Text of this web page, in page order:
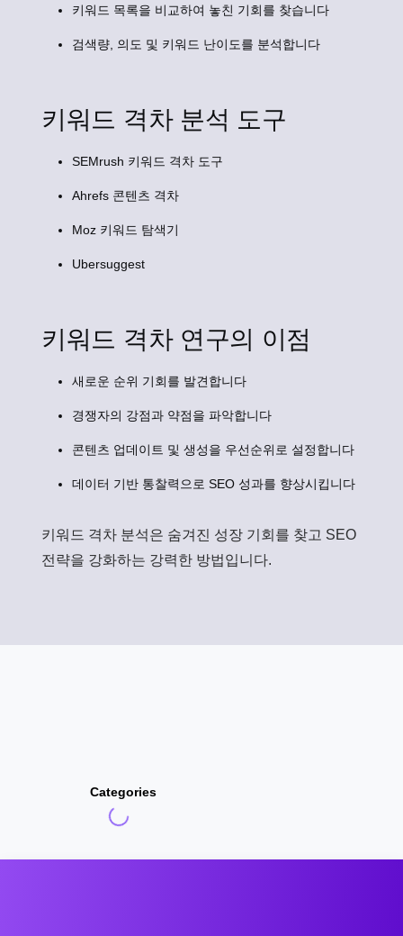
키워드 목록을 비교하여 놓친 기회를 찾습니다
검색량, 의도 및 키워드 난이도를 분석합니다
키워드 격차 분석 도구
SEMrush 키워드 격차 도구
Ahrefs 콘텐츠 격차
Moz 키워드 탐색기
Ubersuggest
키워드 격차 연구의 이점
새로운 순위 기회를 발견합니다
경쟁자의 강점과 약점을 파악합니다
콘텐츠 업데이트 및 생성을 우선순위로 설정합니다
데이터 기반 통찰력으로 SEO 성과를 향상시킵니다
키워드 격차 분석은 숨겨진 성장 기회를 찾고 SEO
전략을 강화하는 강력한 방법입니다.
Categories